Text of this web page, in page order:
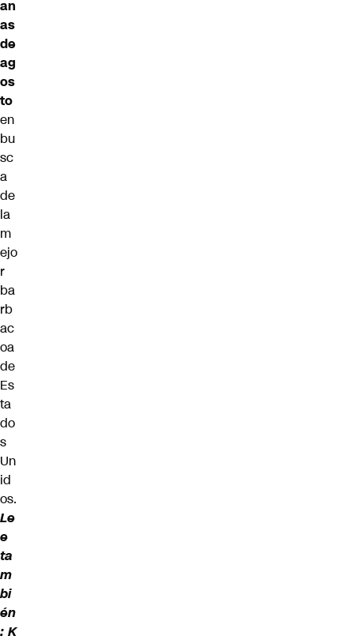
an
as
de
ag
os
to
en
bu
sc
a
de
la
m
ejo
r
ba
rb
ac
oa
de
Es
ta
do
s
Un
id
os.
Le
e
ta
m
bi
én
: K